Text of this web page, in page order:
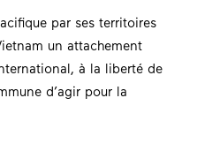
par ses territoires
un attachement
à la liberté de
d’agir pour la